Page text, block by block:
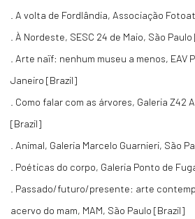
. A volta de Fordlândia, Associação
. À Nordeste, SESC 24 de Maio, São
. Arte naïf: nenhum museu a menos, EAV
Janeiro [Brazil]
. Como falar com as árvores, Galeria Z42
[Brazil]
. Animal, Galeria Marcelo Guarnieri, São
. Poéticas do corpo, Galeria Ponto de
. Passado/futuro/presente: arte
acervo do mam, MAM, São Paulo [Brazil]